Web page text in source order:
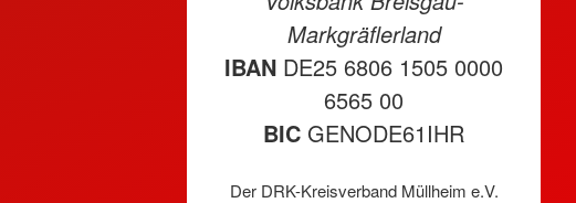
Markgräflerland
IBAN DE25 6806 1505 0000
6565 00
BIC GENODE61IHR
Der DRK-Kreisverband Müllheim e.V.